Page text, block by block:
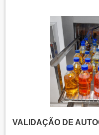
qualificação térmica é
técnico que contém
certificados de
condições funcionais.
VALIDAÇÃO DE